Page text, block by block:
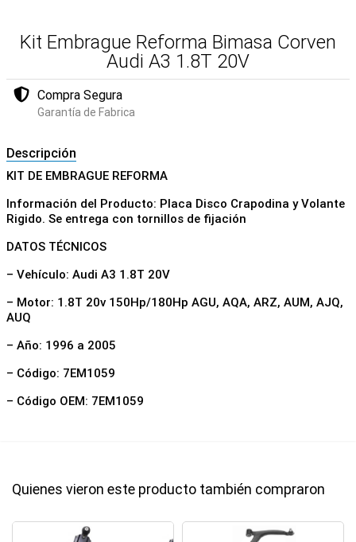
Kit Embrague Reforma Bimasa Corven
Audi A3 1.8T 20V
Compra Segura
Garantía de Fabrica
Descripción
KIT DE EMBRAGUE REFORMA
Información del Producto: Placa Disco Crapodina y Volante
Rigido. Se entrega con tornillos de fijación
DATOS TÉCNICOS
– Vehículo: Audi A3 1.8T 20V
– Motor: 1.8T 20v 150Hp/180Hp AGU, AQA, ARZ, AUM, AJQ,
AUQ
– Año: 1996 a 2005
– Código: 7EM1059
– Código OEM: 7EM1059
Quienes vieron este producto también compraron